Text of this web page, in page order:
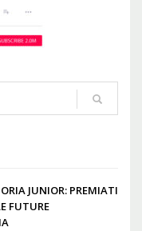
JUNIOR: PREMIATI
FUTURE